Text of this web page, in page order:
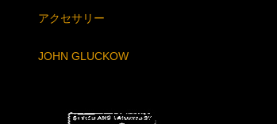
アクセサリー
JOHN GLUCKOW